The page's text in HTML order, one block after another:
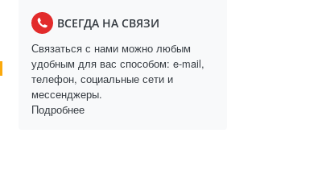
ВСЕГДА НА СВЯЗИ
Связаться с нами можно любым
удобным для вас способом: e-mail,
телефон, социальные сети и
мессенджеры.
Подробнее